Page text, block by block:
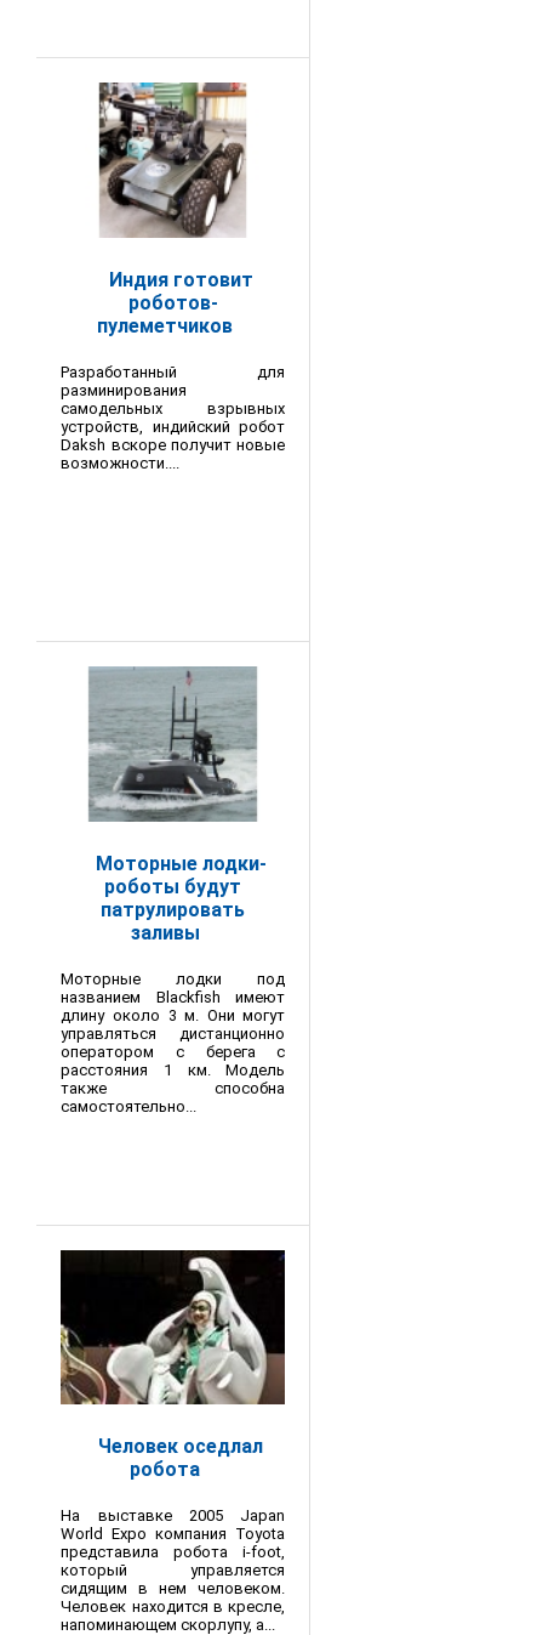
Индия готовит
роботов-
пулеметчиков
Разработанный для
разминирования
самодельных взрывных
устройств, индийский робот
Daksh вскоре получит новые
возможности....
Моторные лодки-
роботы будут
патрулировать
заливы
Моторные лодки под
названием Blackfish имеют
длину около 3 м. Они могут
управляться дистанционно
оператором с берега с
расстояния 1 км. Модель
также способна
самостоятельно...
Человек оседлал
робота
На выставке 2005 Japan
World Expo компания Toyota
представила робота i-foot,
который управляется
сидящим в нем человеком.
Человек находится в кресле,
напоминающем скорлупу, а...